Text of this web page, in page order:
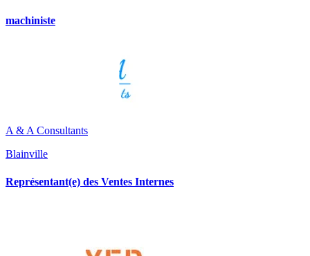
machiniste
A & A Consultants
Blainville
Représentant(e) des Ventes Internes